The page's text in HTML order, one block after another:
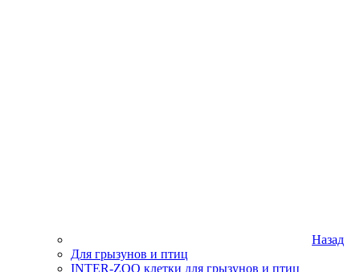
Назад
Для грызунов и птиц
INTER-ZOO клетки для грызунов и птиц